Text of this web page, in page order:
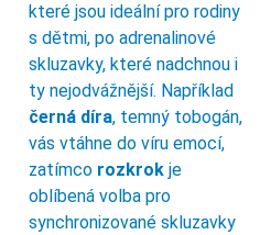
které jsou ideální pro rodiny
s dětmi, po adrenalinové
skluzavky, které nadchnou i
ty nejodvážnější. Například
černá díra, temný tobogán,
vás vtáhne do víru emocí,
zatímco rozkrok je
oblíbená volba pro
synchronizované skluzavky